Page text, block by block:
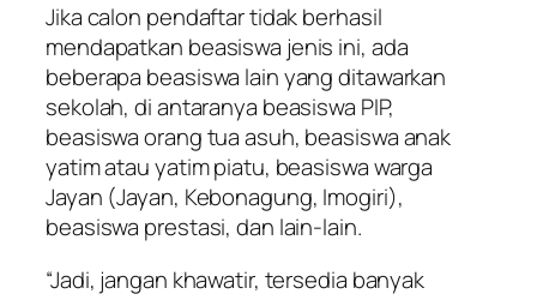
Jika calon pendaftar tidak berhasil
mendapatkan beasiswa jenis ini, ada
beberapa beasiswa lain yang ditawarkan
sekolah, di antaranya beasiswa PIP,
beasiswa orang tua asuh, beasiswa anak
yatim atau yatim piatu, beasiswa warga
Jayan (Jayan, Kebonagung, Imogiri),
beasiswa prestasi, dan lain-lain.
“Jadi, jangan khawatir, tersedia banyak